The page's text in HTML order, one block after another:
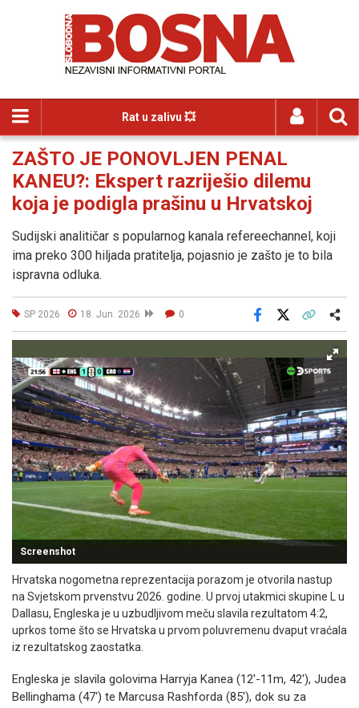
Rat u zalivu 💥
ZAŠTO JE PONOVLJEN PENAL
KANEU?: Ekspert razriješio dilemu
koja je podigla prašinu u Hrvatskoj
Sudijski analitičar s popularnog kanala refereechannel, koji
ima preko 300 hiljada pratitelja, pojasnio je zašto je to bila
ispravna odluka.
SP 2026 18. Jun. 2026 0
Facebook
Screenshot
Hrvatska nogometna reprezentacija porazom je otvorila nastup
na Svjetskom prvenstvu 2026. godine. U prvoj utakmici skupine L u
Dallasu, Engleska je u uzbudljivom meču slavila rezultatom 4:2,
uprkos tome što se Hrvatska u prvom poluvremenu dvaput vraćala
iz rezultatskog zaostatka.
Engleska je slavila golovima Harryja Kanea (12'-11m, 42'), Judea
Bellinghama (47') te Marcusa Rashforda (85'), dok su za